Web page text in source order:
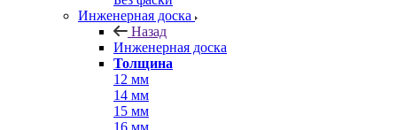
Инженерная доска
Назад
Инженерная доска
Толщина
12 мм
14 мм
15 мм